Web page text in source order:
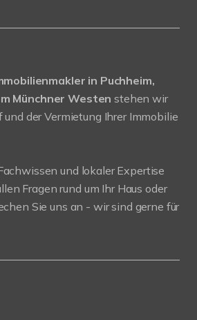
in Puchheim,
Münchner Westen stehen wir
der Vermietung Ihrer Immobilie
und lokaler Expertise
Fragen rund um Ihr Haus oder
Sie uns an - wir sind gerne für